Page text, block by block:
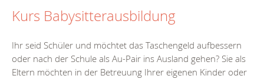
Kurs Babysitterausbildung
Ihr seid Schüler und möchtet das Taschengeld aufbessern
oder nach der Schule als Au-Pair ins Ausland gehen? Sie als
Eltern möchten in der Betreuung Ihrer eigenen Kinder oder